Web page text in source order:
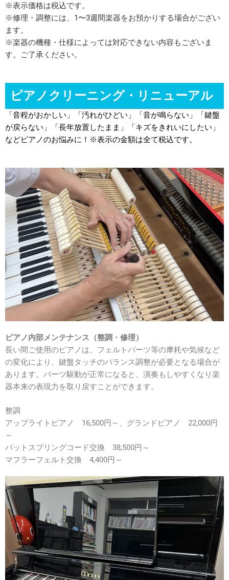
※表示価格は税込です。
※修理・調整には、1〜3週間楽器をお預かりする場合がござい
ます。
※楽器の機種・仕様によっては対応できない内容もございま
す。ご了承ください。
ピアノクリーニング・リニューアル
「音程がおかしい」「汚れがひどい」「音が鳴らない」「鍵盤
が戻らない」「長年放置したまま」「キズをきれいにしたい」
などピアノのお悩みに！※表示の金額は全て税込です。
ピアノ内部メンテナンス（整調・修理）
長い間ご使用のピアノは、フェルトパーツ等の摩耗や気候など
の変化により、鍵盤タッチのバランス調整が必要となる場合が
あります。パーツ駆動が正常になると、演奏もしやすくなり楽
器本来の表現力を取り戻すことができます。
整調
アップライトピアノ 16,500円～、グランドピアノ 22,000円
～
バットスプリングコード交換 38,500円～
マフラーフェルト交換 4,400円～